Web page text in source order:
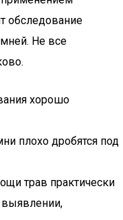
обследование
Не все
хорошо
плохо дробятся под
трав практически
выявлении,